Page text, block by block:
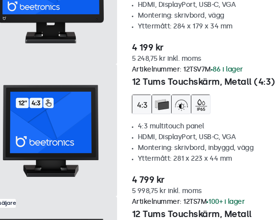
HDMI, DisplayPort, USB-C, VGA
Montering: skrivbord, vägg
Yttermått: 284 x 179 x 34 mm
4 199 kr
5 248,75 kr inkl. moms
12 Tums Touchskärm, Metall (4:3)
Artikelnummer: 12TSV7M 86 i lager
4:3 multitouch panel
HDMI, DisplayPort, USB-C, VGA
Montering: skrivbord, inbyggd, vägg
Yttermått: 281 x 223 x 44 mm
4 799 kr
5 998,75 kr inkl. moms
12 Tums Touchskärm, Metall
Artikelnummer: 12TS7M 100+ i lager